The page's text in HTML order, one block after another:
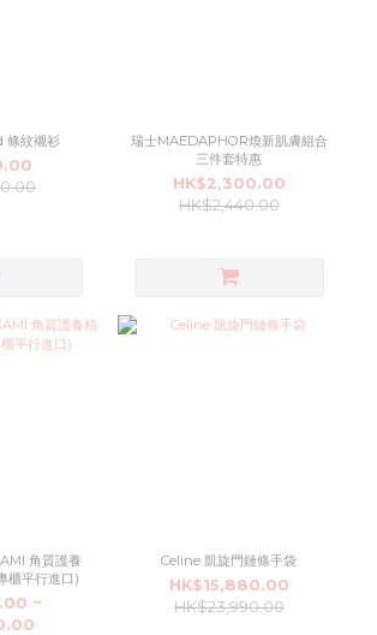
紋襯衫
瑞士MAEDAPHOR煥新肌膚組合
三件套特惠
HK$2,300.00
HK$2,440.00
角質護養
櫃平行進口)
~
Celine 凱旋門鏈條手袋
HK$15,880.00
HK$23,990.00